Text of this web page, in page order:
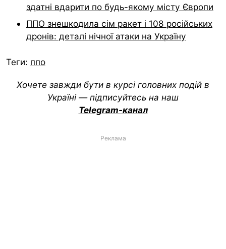
здатні вдарити по будь-якому місту Європи
ППО знешкодила сім ракет і 108 російських
дронів: деталі нічної атаки на Україну
Теги: ппо
Хочете завжди бути в курсі головних подій в
Україні — підписуйтесь на наш
Telegram-канал
Реклама